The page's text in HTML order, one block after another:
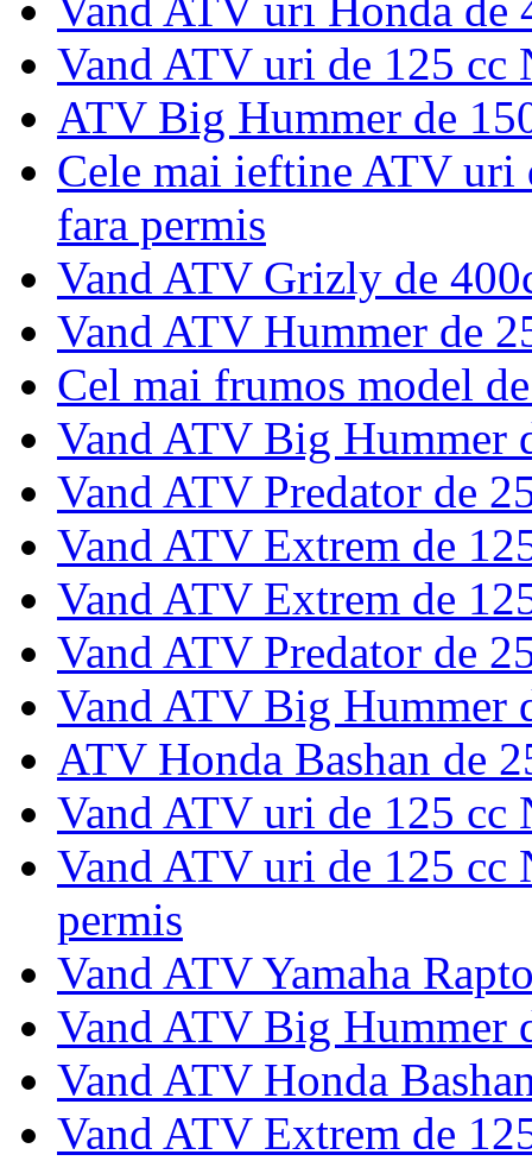
Vand ATV uri Honda
Vand ATV uri de 125 cc
ATV Big Hummer de
Cele mai ieftine ATV
fara permis
Vand ATV Grizly de
Vand ATV Hummer de
Cel mai frumos model
Vand ATV Big Hummer
Vand ATV Predator de
Vand ATV Extrem de
Vand ATV Extrem de
Vand ATV Predator de
Vand ATV Big Hummer
ATV Honda Bashan de
Vand ATV uri de 125 cc
Vand ATV uri de 125
permis
Vand ATV Yamaha
Vand ATV Big Hummer
Vand ATV Honda
Vand ATV Extrem de